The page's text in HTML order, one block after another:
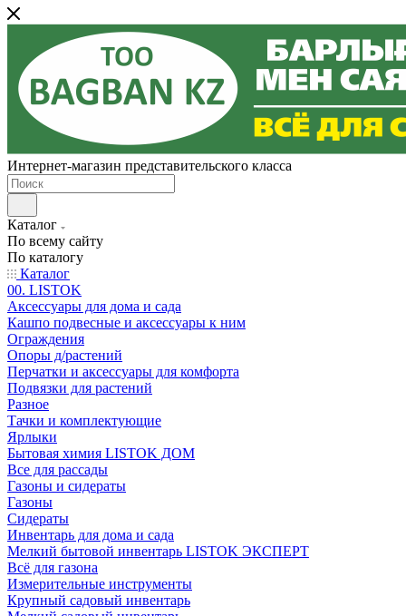
Интернет-магазин представительского класса
Каталог
По всему сайту
По каталогу
Каталог
00. LISTOK
Аксессуары для дома и сада
Кашпо подвесные и аксессуары к ним
Ограждения
Опоры д/растений
Перчатки и аксессуары для комфорта
Подвязки для растений
Разное
Тачки и комплектующие
Ярлыки
Бытовая химия LISTOK ДОМ
Все для рассады
Газоны и сидераты
Газоны
Сидераты
Инвентарь для дома и сада
Мелкий бытовой инвентарь LISTOK ЭКСПЕРТ
Всё для газона
Измерительные инструменты
Крупный садовый инвентарь